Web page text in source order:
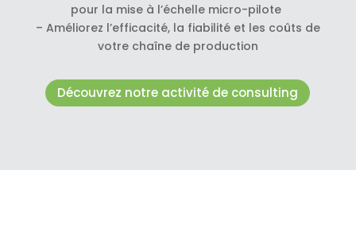
pour la mise à l’échelle micro-pilote
– Améliorez l’efficacité, la fiabilité et les coûts de
votre chaîne de production
Découvrez notre activité de consulting